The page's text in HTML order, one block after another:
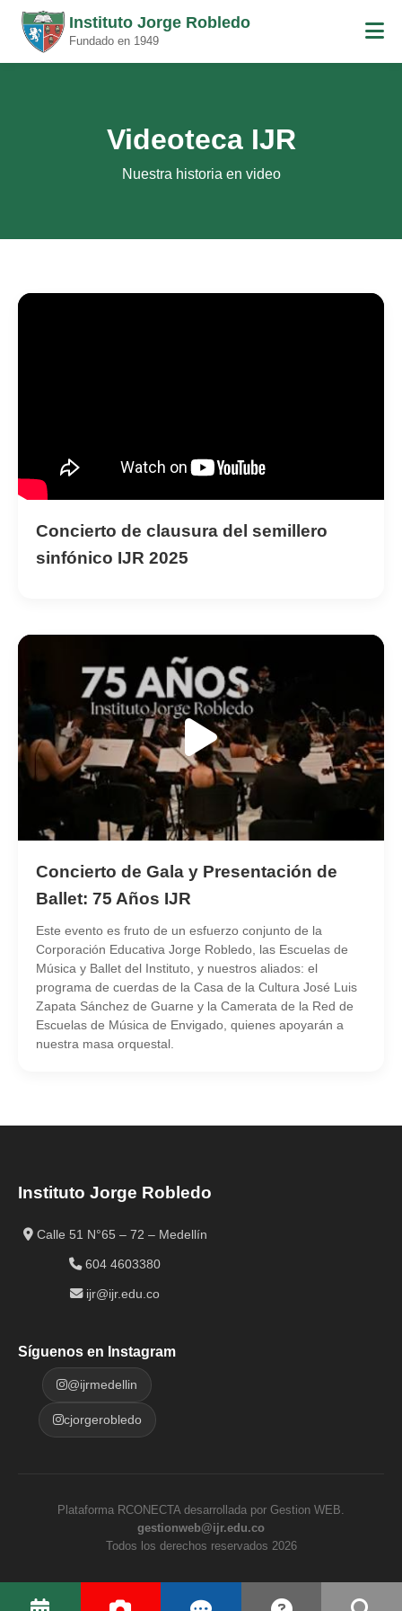
Instituto Jorge Robledo
Fundado en 1949
Videoteca IJR
Nuestra historia en video
Concierto de clausura del semillero
sinfónico IJR 2025
Concierto de Gala y Presentación de
Ballet: 75 Años IJR
Este evento es fruto de un esfuerzo conjunto de la
Corporación Educativa Jorge Robledo, las Escuelas de
Música y Ballet del Instituto, y nuestros aliados: el
programa de cuerdas de la Casa de la Cultura José Luis
Zapata Sánchez de Guarne y la Camerata de la Red de
Escuelas de Música de Envigado, quienes apoyarán a
nuestra masa orquestal.
Instituto Jorge Robledo
Calle 51 N°65 – 72 – Medellín
604 4603380
ijr@ijr.edu.co
Síguenos en Instagram
@ijrmedellin
cjorgerobledo
Plataforma RCONECTA desarrollada por Gestion WEB.
gestionweb@ijr.edu.co
Todos los derechos reservados 2026